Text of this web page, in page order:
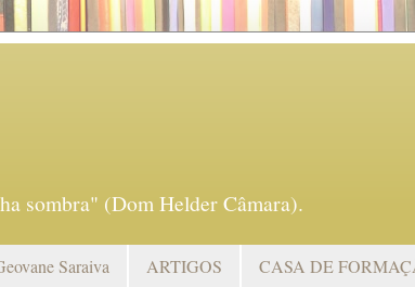
sombra" (Dom Helder Câmara).
Saraiva ARTIGOS CASA DE